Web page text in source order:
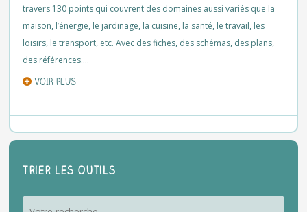
travers 130 points qui couvrent des domaines aussi variés que la
maison, l’énergie, le jardinage, la cuisine, la santé, le travail, les
loisirs, le transport, etc. Avec des fiches, des schémas, des plans,
des références….
VOIR PLUS
Trier les outils